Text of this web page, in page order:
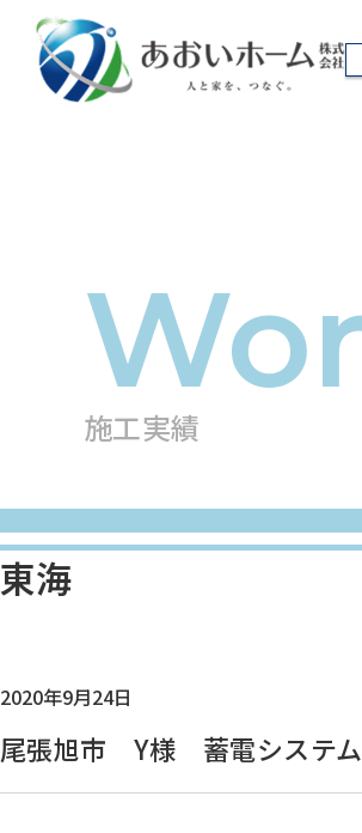
施工実績
東海
2020年9月24日
尾張旭市 Y様 蓄電システム